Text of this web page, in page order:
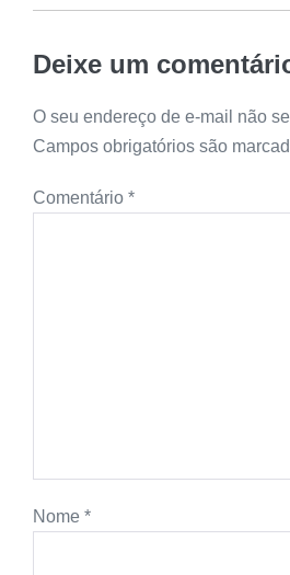
Deixe um
O seu endereço de e-mail não
Campos obrigatórios são
Comentário *
Nome *